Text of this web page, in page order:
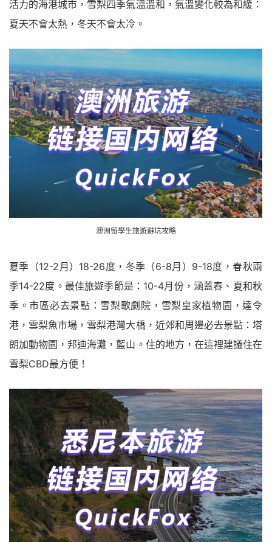
活力的海港城市，雪梨四季氣溫溫和，氣溫變化較為和緩：
夏天不會太熱，冬天不會太冷。
澳洲留學生旅遊避坑攻略
夏季（12-2月）18-26度，冬季（6-8月）9-18度，春秋兩
季14-22度。最佳旅遊季節是：10-4月份，涵蓋春、夏和秋
季。市區必去景點：雪梨歌劇院，雪梨皇家植物園，達令
港，雪梨魚市場，雪梨港灣大橋，近郊和周邊必去景點：塔
朗加動物園，邦迪海灘，藍山。住的地方，在這裡建議住在
雪梨CBD最方便！